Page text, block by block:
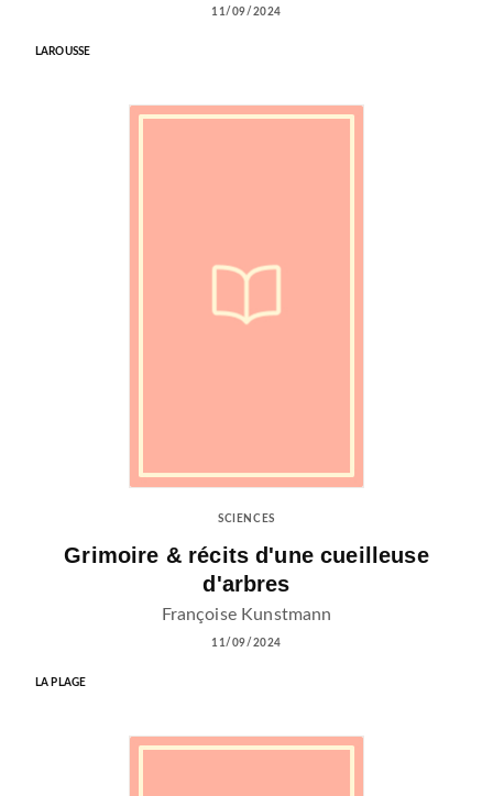
11/09/2024
LAROUSSE
SCIENCES
Grimoire & récits d'une cueilleuse
d'arbres
Françoise Kunstmann
11/09/2024
LA PLAGE